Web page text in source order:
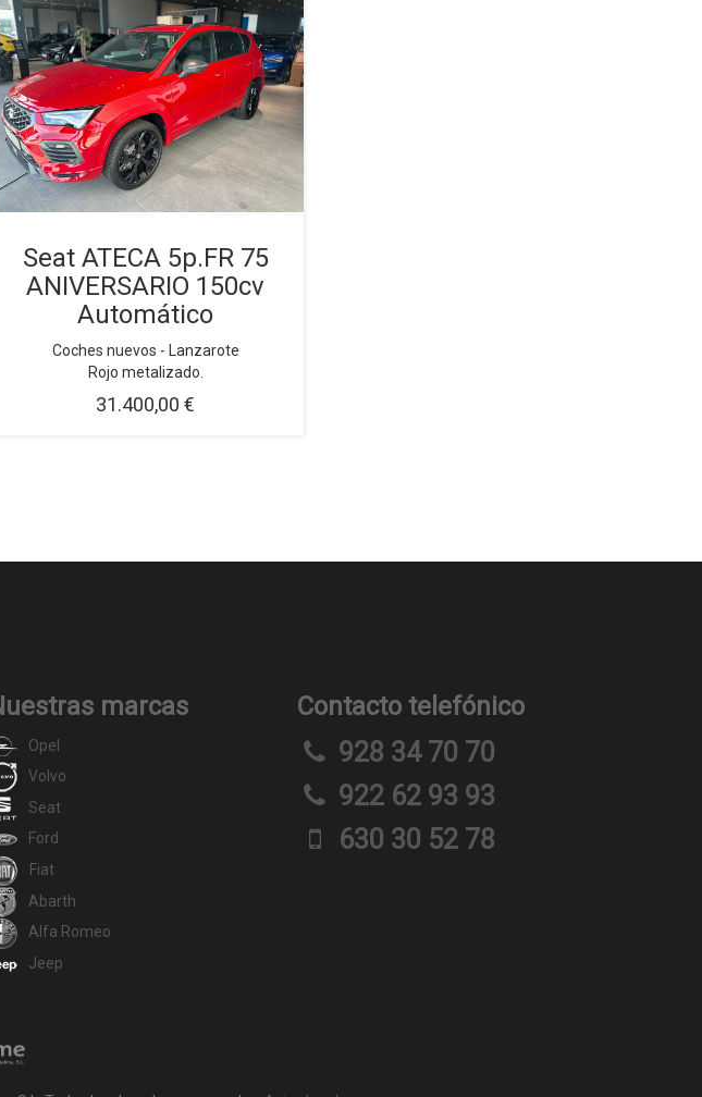
Seat ATECA 5p.FR 75
ANIVERSARIO 150cv
Automático
Coches nuevos - Lanzarote
Rojo metalizado.
31.400,00 €
marcas
Opel
Volvo
Seat
Ford
Fiat
Abarth
Alfa Romeo
Jeep
Contacto telefónico
928 34 70 70
922 62 93 93
630 30 52 78